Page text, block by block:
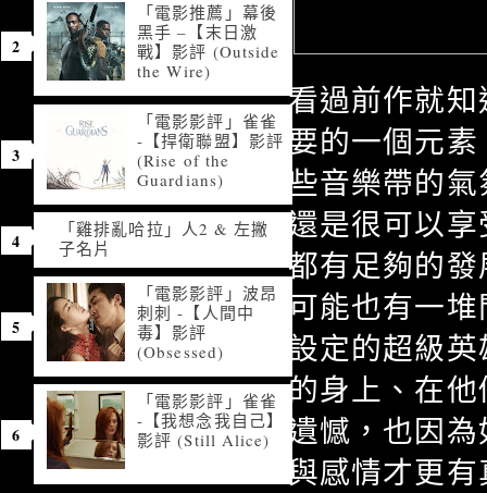
看過前作就
要的一個元
些音樂帶的
還是很可以
都有足夠的
可能也有一
設定的超級
的身上、在
遺憾，也因
與感情才更
「電影推薦」幕後
黑手 –【末日激
戰】影評 (Outside
the Wire)
「電影影評」雀雀
-【捍衛聯盟】影評
(Rise of the
Guardians)
「雞排亂哈拉」人2 & 左撇
子名片
「電影影評」波昂
刺刺 -【人間中
毒】影評
(Obsessed)
「電影影評」雀雀
-【我想念我自己】
影評 (Still Alice)